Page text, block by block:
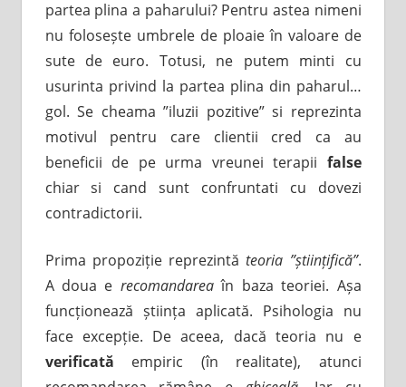
partea plina a paharului? Pentru astea nimeni
nu folosește umbrele de ploaie în valoare de
sute de euro. Totusi, ne putem minti cu
usurinta privind la partea plina din paharul…
gol. Se cheama ”iluzii pozitive” si reprezinta
motivul pentru care clientii cred ca au
beneficii de pe urma vreunei terapii false
chiar si cand sunt confruntati cu dovezi
contradictorii.
Prima propoziție reprezintăteoria ”științifică”.
A doua e recomandareaîn baza teoriei. Așa
funcționează știința aplicată. Psihologia nu
face excepție. De aceea, dacă teoria nu e
verificată empiric (în realitate), atunci